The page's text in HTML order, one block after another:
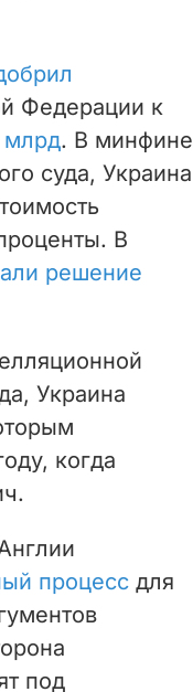
Федерации к
млрд. В минфине
суда, Украина
В
решение
Украина
когда
процесс для
под